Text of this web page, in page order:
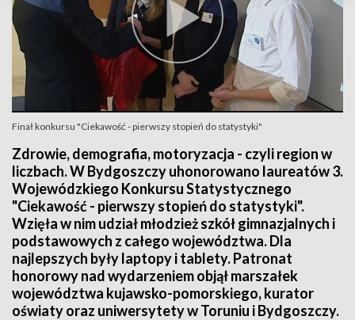
Finał konkursu "Ciekawość - pierwszy stopień do statystyki"
Zdrowie, demografia, motoryzacja - czyli region w
liczbach. W Bydgoszczy uhonorowano laureatów 3.
Wojewódzkiego Konkursu Statystycznego
"Ciekawość - pierwszy stopień do statystyki".
Wzięła w nim udział młodzież szkół gimnazjalnych i
podstawowych z całego województwa. Dla
najlepszych były laptopy i tablety. Patronat
honorowy nad wydarzeniem objął marszałek
województwa kujawsko-pomorskiego, kurator
oświaty oraz uniwersytety w Toruniu i Bydgoszczy.